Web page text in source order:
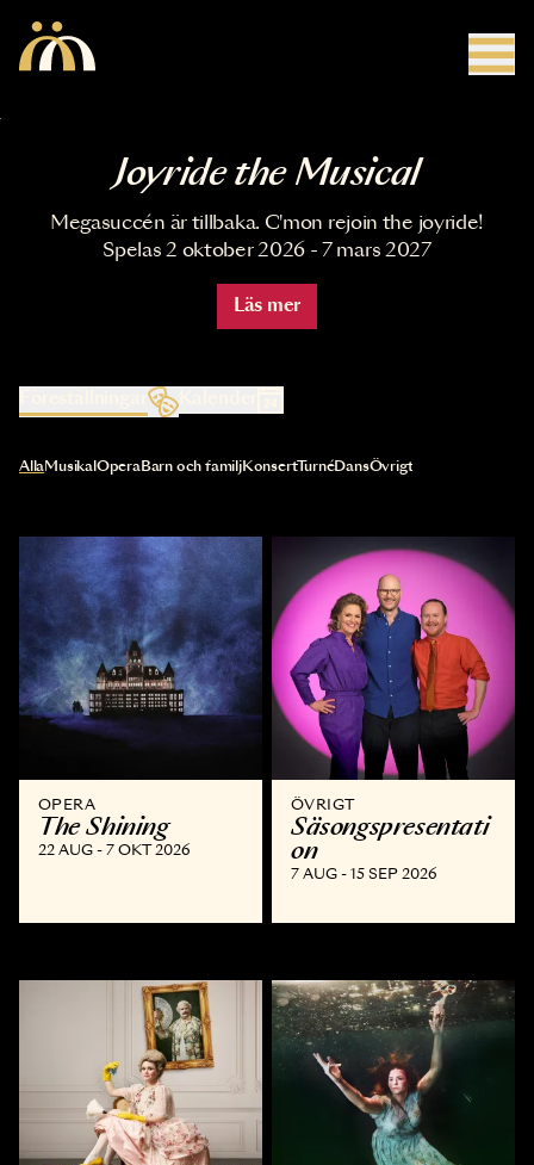
Joyride the Musical
Megasuccén är tillbaka. C'mon rejoin the joyride!
Spelas 2 oktober 2026 - 7 mars 2027
Läs mer
Kalender
Val av kategori uppdaterar innehållet automatiskt
AllaMusikal OperaBarn och familjKonsertTurnéDansÖvrigt
OPERA
The Shining
22 AUG - 7 OKT 2026
ÖVRIGT
Säsongspresentati
on
7 AUG - 15 SEP 2026